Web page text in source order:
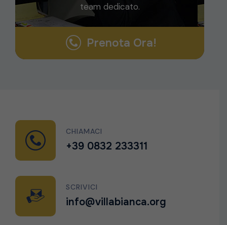
team dedicato.
Prenota Ora!
CHIAMACI
+39 0832 233311
SCRIVICI
info@villabianca.org